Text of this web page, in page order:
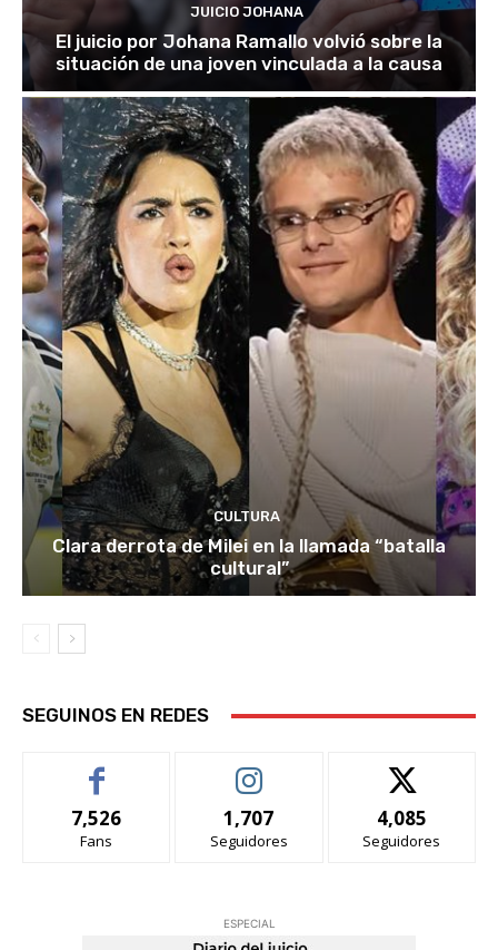
JUICIO JOHANA
El juicio por Johana Ramallo volvió sobre la
situación de una joven vinculada a la causa
CULTURA
Clara derrota de Milei en la llamada “batalla
cultural”
SEGUINOS EN REDES
7,526
Fans
1,707
Seguidores
4,085
Seguidores
ESPECIAL